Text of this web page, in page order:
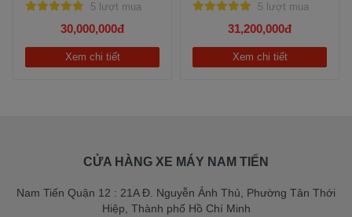
5 lượt mua
30,000,000đ
Xem chi tiết
5 lượt mua
31,200,000đ
Xem chi tiết
CỬA HÀNG XE MÁY NAM TIẾN
Nam Tiến Quận 12 : 21A Đ. Nguyễn Ảnh Thủ, Phường Tân Thới
Hiệp, Thành phố Hồ Chí Minh